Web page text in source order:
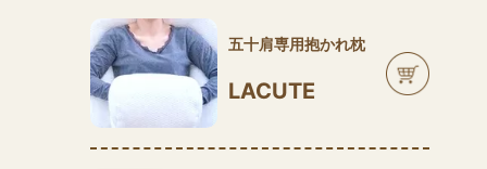
五十肩専用抱かれ枕
LACUTE